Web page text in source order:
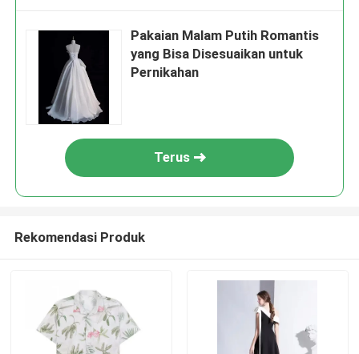
Pakaian Malam Putih Romantis
yang Bisa Disesuaikan untuk
Pernikahan
Terus
Rekomendasi Produk